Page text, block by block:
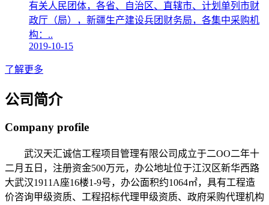
有关人民团体，各省、自治区、直辖市、计划单列市财
政厅（局），新疆生产建设兵团财务局，各集中采购机
构：..
2019-10-15
了解更多
公司简介
Company profile
武汉天汇诚信工程项目管理有限公司成立于二OO二年十
二月五日，注册资金500万元，办公地址位于江汉区新华西路
大武汉1911A座16楼1-9号，办公面积约1064㎡，具有工程造
价咨询甲级资质、工程招标代理甲级资质、政府采购代理机构